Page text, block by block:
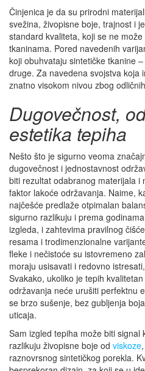
Činjenica je da su prirodni
svežina, živopisne boje, trajnost i
standard kvaliteta, koji se ne
tkaninama. Pored navedenih
koji obuhvataju sintetičke tkanine
druge. Za navedena svojstva koja
znatno visokom nivou zbog
Dugovečnost,
estetika tepiha
Nešto što je sigurno veoma
dugovečnost i jednostavnost
biti rezultat odabranog materijala i
faktor lakoće održavanja. Naime,
najčešće predlaže otpimalan
sigurno razlikuju i prema
izgleda, i zahtevima pravilnog
resama i trodimenzionalne
fleke i nečistoće su istovremeno
moraju usisavati i redovno
Svakako, ukoliko je tepih
održavanja neće urušiti perfektnu
se brzo sušenje, bez gubljenja
uticaja.
Sam izgled tepiha može biti signal
razlikuju živopisne boje od viskoze
raznovrsnog sintetičkog porekla.